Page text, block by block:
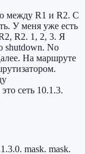
между R1 и R2. С
У меня уже есть
R2. 1, 2, 3. Я
shutdown. No
На маршруте
сеть 10.1.3.
mask. mask.